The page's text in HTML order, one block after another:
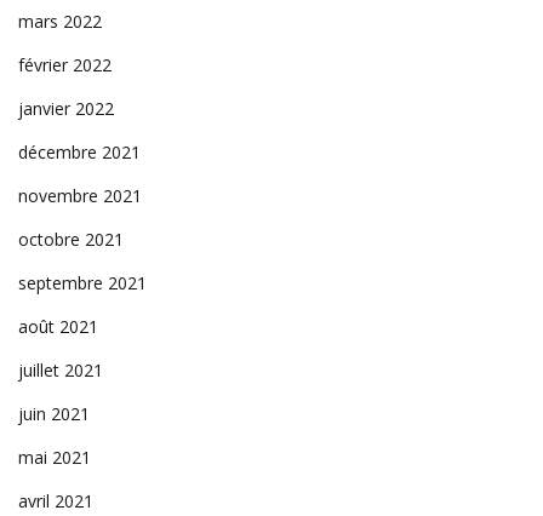
mars 2022
février 2022
janvier 2022
décembre 2021
novembre 2021
octobre 2021
septembre 2021
août 2021
juillet 2021
juin 2021
mai 2021
avril 2021